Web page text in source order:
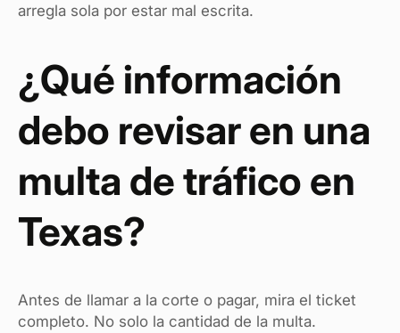
arregla sola por estar mal escrita.
¿Qué información
debo revisar en una
multa de tráfico en
Texas?
Antes de llamar a la corte o pagar, mira el ticket
completo. No solo la cantidad de la multa.